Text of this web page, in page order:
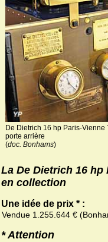
De Dietrich 16 hp Paris-Vienne
porte arrière
(doc. Bonhams)
La De Dietrich 16 hp
en collection
Une idée de prix * :
Vendue 1.255.644 €
* Attention